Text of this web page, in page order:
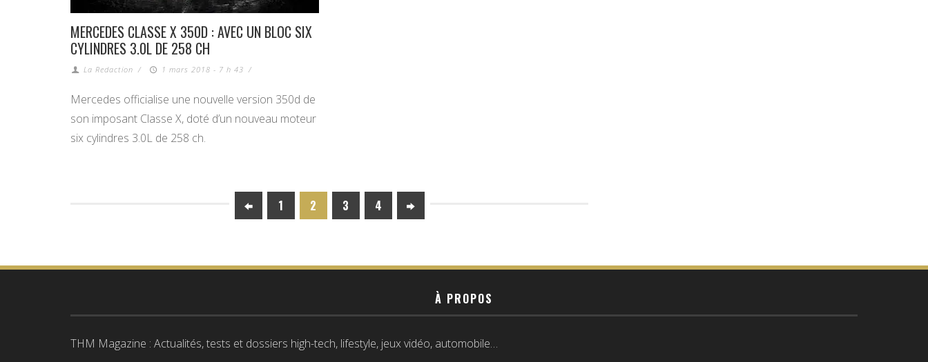
MERCEDES CLASSE X 350D : AVEC UN BLOC SIX
CYLINDRES 3.0L DE 258 CH
La Redaction / 1 mars 2018 - 7 h 43 /
Mercedes officialise une nouvelle version 350d de
son imposant Classe X, doté d’un nouveau moteur
six cylindres 3.0L de 258 ch.
1 2 3 4
À PROPOS
THM Magazine : Actualités, tests et dossiers high-tech, lifestyle, jeux vidéo, automobile…